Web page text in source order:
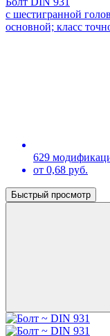
с шестигранной
основной; класс
629
от 0,68 руб.
Быстрый просмотр